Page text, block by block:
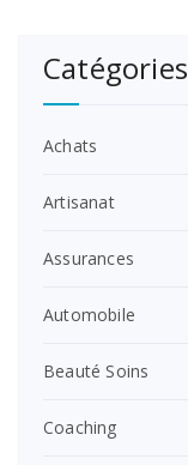
Catégories
Achats
Artisanat
Assurances
Automobile
Beauté Soins
Coaching